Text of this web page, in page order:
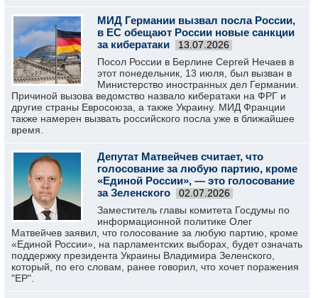
МИД Германии вызвал посла России,
в ЕС обещают России новые санкции
за кибератаки
13.07.2026
Посол России в Берлине Сергей Нечаев в
этот понедельник, 13 июля, был вызван в
Министерство иностранных дел Германии.
Причиной вызова ведомство назвало кибератаки на ФРГ и
другие страны Евросоюза, а также Украину. МИД Франции
также намерен вызвать российского посла уже в ближайшее
время.
Депутат Матвейчев считает, что
голосование за любую партию, кроме
«Единой России», — это голосование
за Зеленского
02.07.2026
Заместитель главы комитета Госдумы по
информационной политике Олег
Матвейчев заявил, что голосование за любую партию, кроме
«Единой России», на парламентских выборах, будет означать
поддержку президента Украины Владимира Зеленского,
который, по его словам, ранее говорил, что хочет поражения
"ЕР".